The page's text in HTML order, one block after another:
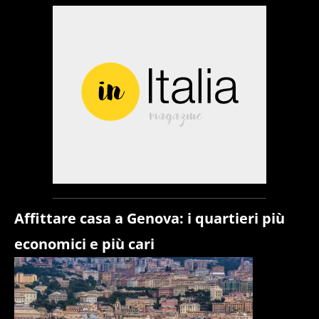
Affittare casa a Genova: i quartieri più
economici e più cari